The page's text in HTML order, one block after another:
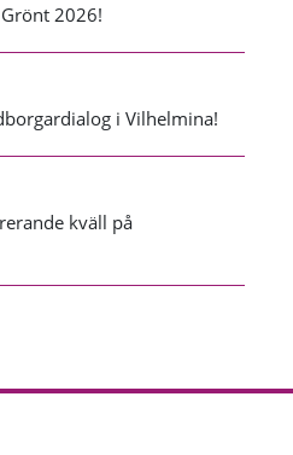
2026!
i Vilhelmina!
kväll på